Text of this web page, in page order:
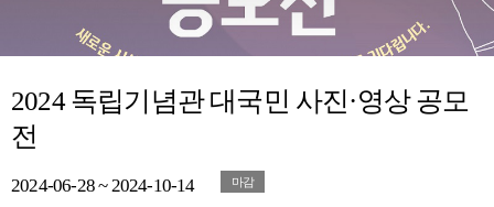
2024 독립기념관 대국민 사진·영상 공모
전
2024-06-28 ~ 2024-10-14 마감